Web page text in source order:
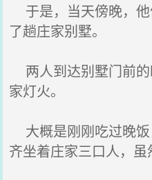
于是，当天傍晚，
了趟庄家别墅。
两人到达别墅门前
家灯火。
大概是刚刚吃过晚
齐坐着庄家三口人，虽